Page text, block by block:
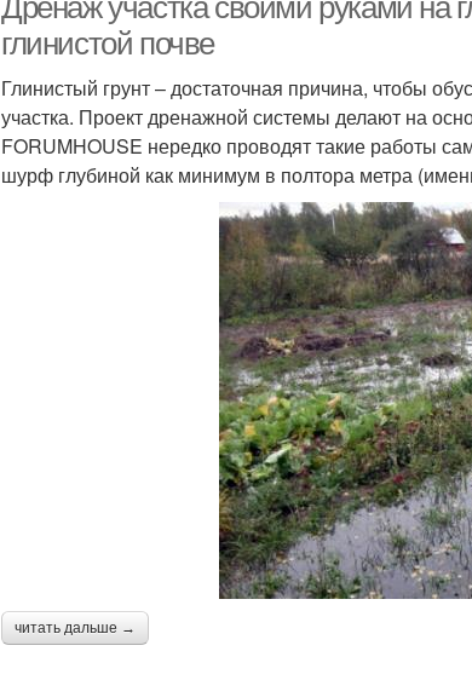
Дренаж участка своими руками на
глинистой почве
Глинистый грунт – достаточная причина, чтобы
участка. Проект дренажной системы делают на
FORUMHOUSE нередко проводят такие работы
шурф глубиной как минимум в полтора метра
читать дальше →